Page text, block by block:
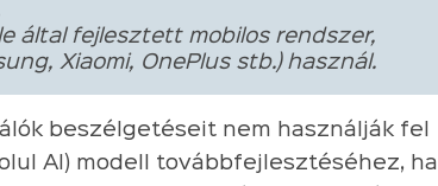
által fejlesztett mobilos rendszer,
Xiaomi, OnePlus stb.) használ.
beszélgetéseit nem használják fel
AI) modell továbbfejlesztéséhez, ha